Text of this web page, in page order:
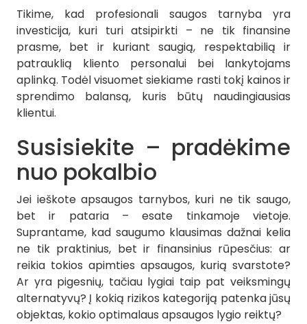
Tikime, kad profesionali saugos tarnyba yra
investicija, kuri turi atsipirkti – ne tik finansine
prasme, bet ir kuriant saugią, respektabilią ir
patrauklią kliento personalui bei lankytojams
aplinką. Todėl visuomet siekiame rasti tokį kainos ir
sprendimo balansą, kuris būtų naudingiausias
klientui.
Susisiekite – pradėkime
nuo pokalbio
Jei ieškote apsaugos tarnybos, kuri ne tik saugo,
bet ir pataria – esate tinkamoje vietoje.
Suprantame, kad saugumo klausimas dažnai kelia
ne tik praktinius, bet ir finansinius rūpesčius: ar
reikia tokios apimties apsaugos, kurią svarstote?
Ar yra pigesnių, tačiau lygiai taip pat veiksmingų
alternatyvų? Į kokią rizikos kategoriją patenka jūsų
objektas, kokio optimalaus apsaugos lygio reiktų?